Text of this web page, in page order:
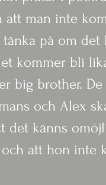
att man inte
tänka på om
kommer bli
big brother.
och Alex
det känns
och att hon inte